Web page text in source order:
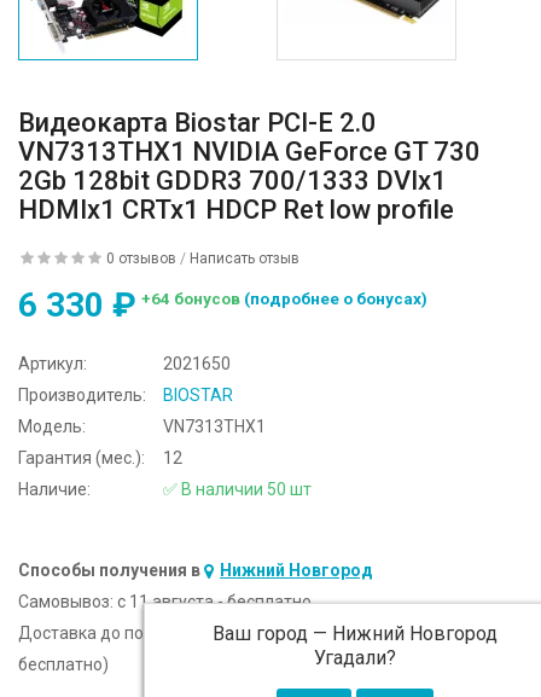
Видеокарта Biostar PCI-E 2.0
VN7313THX1 NVIDIA GeForce GT 730
2Gb 128bit GDDR3 700/1333 DVIx1
HDMIx1 CRTx1 HDCP Ret low profile
0 отзывов / Написать отзыв
6 330 ₽ +64 бонусов (подробнее о бонусах)
Артикул:
2021650
Производитель:
BIOSTAR
Модель:
VN7313THX1
Гарантия (мес.):
12
Наличие:
✅ В наличии 50 шт
Способы получения в Нижний Новгород
Ваш город — Нижний Новгород
Угадали?
Самовывоз: c 11 августа - бесплатно
Доставка до подъезда:
c 11 августа - 300 ₽ (от 5 000 ₽
бесплатно)